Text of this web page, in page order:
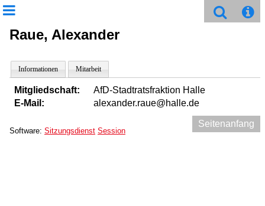
Raue, Alexander
Informationen Mitarbeit
Mitgliedschaft:
AfD-Stadtratsfraktion Halle
E-Mail:
alexander.raue@halle.de
Seitenanfang
Software: Sitzungsdienst Session